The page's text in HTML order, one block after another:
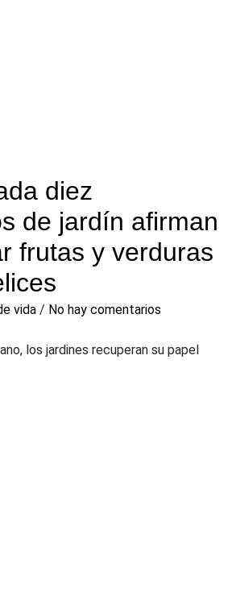
diez
de jardín afirman
frutas y verduras
vida / No hay comentarios
los jardines recuperan su papel